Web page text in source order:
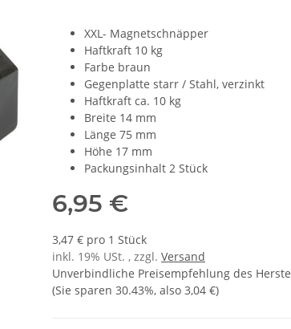
XXL- Magnetschnäpper
Haftkraft 10 kg
Farbe braun
Gegenplatte starr / Stahl, verzinkt
Haftkraft ca. 10 kg
Breite 14 mm
Länge 75 mm
Höhe 17 mm
Packungsinhalt 2 Stück
6,95 €
3,47 € pro 1 Stück
inkl. 19% USt. , zzgl. Versand
Unverbindliche Preisempfehlung des
(Sie sparen 30.43%, also 3,04 €)